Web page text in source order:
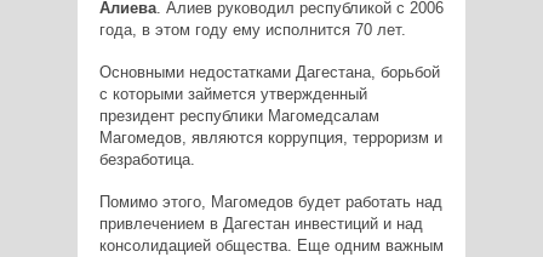
Алиева. Алиев руководил республикой с 2006
года, в этом году ему исполнится 70 лет.
Основными недостатками Дагестана, борьбой
с которыми займется утвержденный
президент республики Магомедсалам
Магомедов, являются коррупция, терроризм и
безработица.
Помимо этого, Магомедов будет работать над
привлечением в Дагестан инвестиций и над
консолидацией общества. Еще одним важным